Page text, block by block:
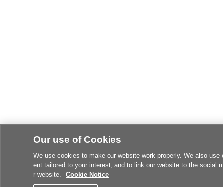
Our use of Cookies
We use cookies to make our website work properly. We also
ent tailored to your interest, and to link our website to the social
r website.
Cookie Notice